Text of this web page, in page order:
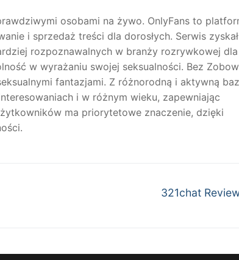
osobami na żywo. OnlyFans to
i sprzedaż treści dla dorosłych. Serwis
rozpoznawalnych w branży rozrywkowej dla
w wyrażaniu swojej seksualności. Bez
fantazjami. Z różnorodną i aktywną
i w różnym wieku, zapewniając
ma priorytetowe znaczenie, dzięki
Next
321chat